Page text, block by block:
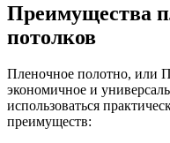
Преимущества
потолков
Пленочное полотно, или
экономичное и
использоваться
преимуществ: